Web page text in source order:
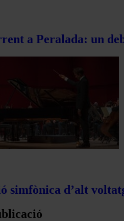
a Peralada: un
simfònica d’alt